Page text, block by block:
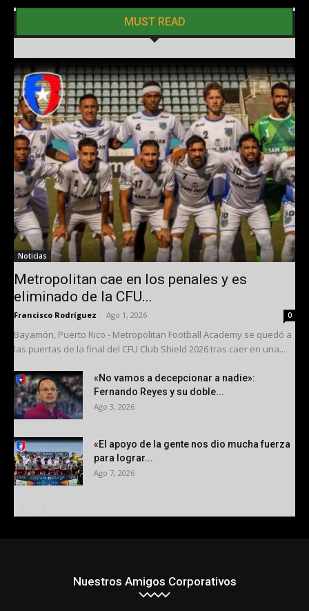
MUST READ
Noticias
Metropolitan cae en los penales y es
eliminado de la CFU...
Francisco Rodríguez Ago 1, 2026 0
Bayamón, Puerto Rico - Metropolitan Football Academy se quedó a
las puertas de la final del CFU Club Shield 2026 tras caer en una...
«No vamos a decepcionar a nadie»:
Fernando Reyes y su doble...
Ago 3, 2026
«El apoyo de la gente nos dio mucha fuerza
para lograr...
Ago 7, 2026
Nuestros Amigos Corporativos